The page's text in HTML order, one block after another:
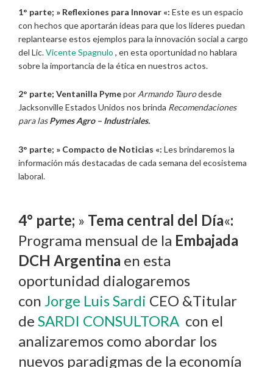
1° parte; » Reflexiones para Innovar «: Este es un espacio
con hechos que aportarán ideas para que los lideres puedan
replantearse estos ejemplos para la innovación social a cargo
del Lic.Vicente Spagnulo , en esta oportunidad no hablara
sobre la importancia de la ética en nuestros actos.
2° parte; Ventanilla Pymepor Armando Taurodesde
Jacksonville Estados Unidos nos brinda Recomendaciones
para lasPymes Agro – Industriales.
3° parte; » Compacto de Noticias «: Les brindaremos la
información más destacadas de cada semana del ecosistema
laboral.
4° parte; » Tema central del Día«:
Programa mensual de la Embajada
DCH Argentina en esta
oportunidad dialogaremos
con Jorge Luis Sardi CEO &Titular
de SARDI CONSULTORA con el
analizaremos como abordar los
nuevos paradigmas de la economía